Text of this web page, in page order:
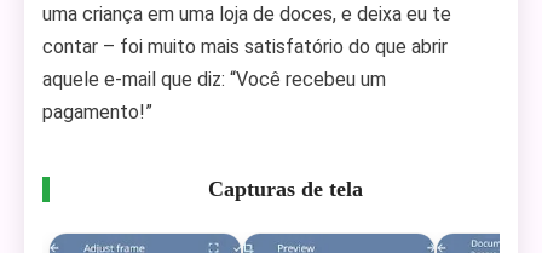
uma criança em uma loja de doces, e deixa eu te
contar – foi muito mais satisfatório do que abrir
aquele e-mail que diz: “Você recebeu um
pagamento!”
Capturas de tela